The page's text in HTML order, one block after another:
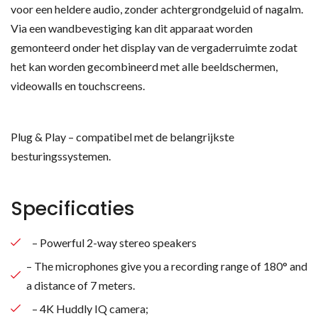
voor een heldere audio, zonder achtergrondgeluid of nagalm.
Via een wandbevestiging kan dit apparaat worden
gemonteerd onder het display van de vergaderruimte zodat
het kan worden gecombineerd met alle beeldschermen,
videowalls en touchscreens.
Plug & Play – compatibel met de belangrijkste
besturingssystemen.
Specificaties
– Powerful 2-way stereo speakers
– The microphones give you a recording range of 180° and
a distance of 7 meters.
– 4K Huddly IQ camera;